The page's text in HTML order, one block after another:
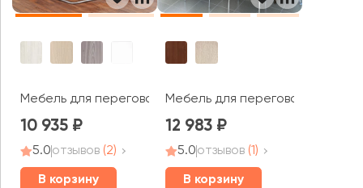
Мебель для переговорных Стайл Систем / Style
10 935
5.0отзывов (2)
В корзину
Мебель для переговорных
12 983
5.0отзывов (1)
В корзину